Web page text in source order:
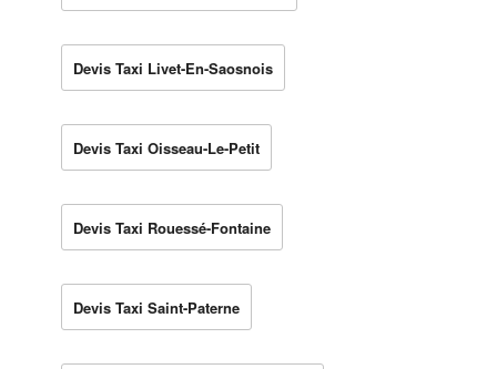
Devis Taxi Livet-En-Saosnois
Devis Taxi Oisseau-Le-Petit
Devis Taxi Rouessé-Fontaine
Devis Taxi Saint-Paterne